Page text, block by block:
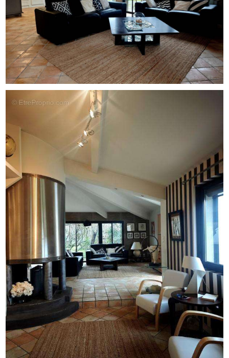
Toulouse.C ' est un coup de cœur assuré !!N ' hésitez plus
a programmer une visite .
Les informations sur les risques auxquels ce bien est
exposé sont disponibles sur le site Géorisques :
www.georisques.gouv.fr
Prix de vente : 478 000 €
Honoraires charge vendeur
Contactez votre consultant megAgence : Agnès
REVIGNAS, Tél. : [Coordonnées masquées], E-mail :
[Coordonnées masquées] - EI - Agent commercial
immatriculé au RSAC de MONTAUBAN sous le numéro
477 532 733